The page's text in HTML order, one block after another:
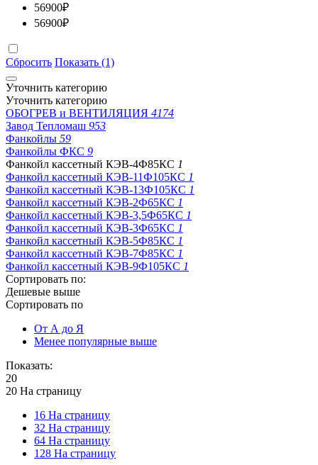
56900₽
56900₽
Сбросить Показать (1)
Уточнить категорию
Уточнить категорию
ОБОГРЕВ и ВЕНТИЛЯЦИЯ 4174
Завод Тепломаш 953
Фанкойлы 59
Фанкойлы ФКС 9
Фанкойл кассетный КЭВ-4Ф85КС 1
Фанкойл кассетный КЭВ-11Ф105КС 1
Фанкойл кассетный КЭВ-13Ф105КС 1
Фанкойл кассетный КЭВ-2Ф65КС 1
Фанкойл кассетный КЭВ-3,5Ф65КС 1
Фанкойл кассетный КЭВ-3Ф65КС 1
Фанкойл кассетный КЭВ-5Ф85КС 1
Фанкойл кассетный КЭВ-7Ф85КС 1
Фанкойл кассетный КЭВ-9Ф105КС 1
Сортировать по:
Дешевые выше
Сортировать по
От А до Я
Менее популярные выше
Показать:
20
20 На страницу
16 На страницу
32 На страницу
64 На страницу
128 На страницу